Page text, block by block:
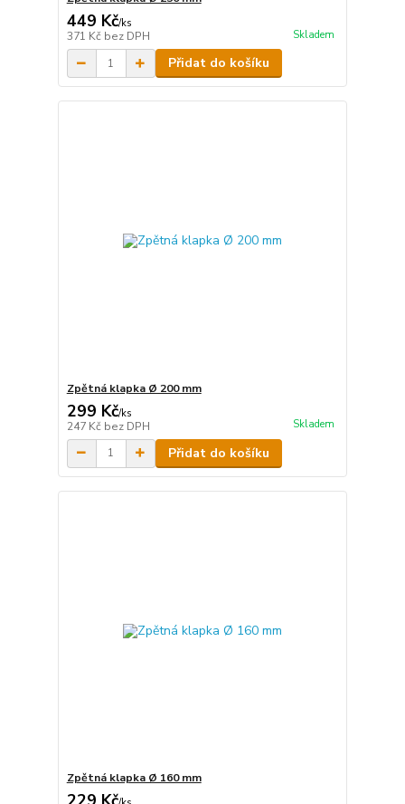
449 Kč/ks
371 Kč bez DPH Skladem
Přidat do košíku
Zpětná klapka Ø 200 mm
299 Kč/ks
247 Kč bez DPH Skladem
Přidat do košíku
Zpětná klapka Ø 160 mm